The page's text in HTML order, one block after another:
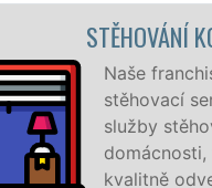
PRÁCE KOZMICE
vám zajišťuje
profesionální a
denně, 7 dní v
a to levně a se